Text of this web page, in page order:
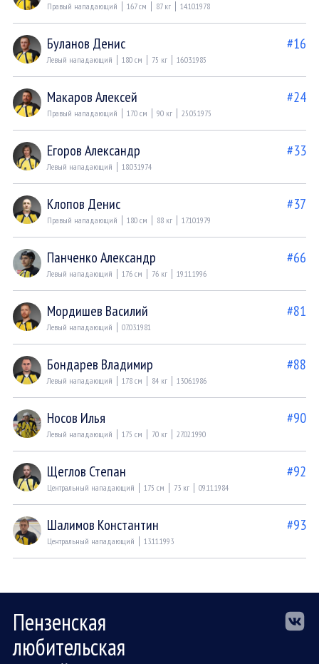
Правый нападающий 167 см 87 кг 14.10.1978
Буланов Денис #16
Левый нападающий 180 см 75 кг 16.03.1985
Макаров Алексей #24
Правый нападающий 170 см 90 кг 25.05.1975
Егоров Александр #33
Левый нападающий 18.03.1974
Клопов Денис #37
Правый нападающий 180 см 88 кг 17.10.1979
Панченко Александр #66
Левый нападающий 176 см 76 кг 19.11.1996
Мордишев Василий #81
Левый нападающий 07.03.1981
Бондарев Владимир #88
Левый нападающий 178 см 84 кг 13.06.1986
Носов Илья #90
Левый нападающий 175 см 70 кг 27.02.1990
Щеглов Степан #92
Центральный нападающий 175 см 73 кг 09.11.1984
Шалимов Константин #93
Центральный нападающий 13.11.1993
Пензенская
любительская